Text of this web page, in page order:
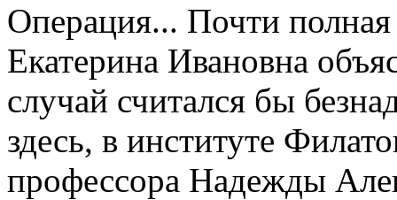
Операция... Почти
Екатерина Ивановна
случай считался бы
здесь, в институте
профессора Надежды